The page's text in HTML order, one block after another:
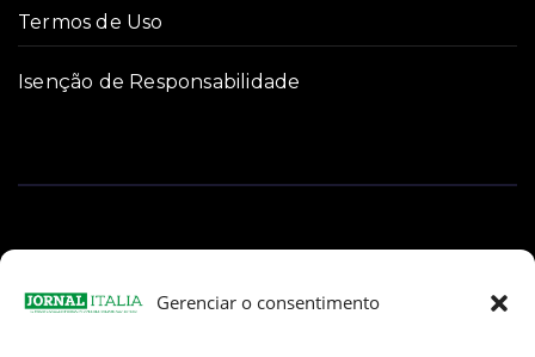
Gerenciar o consentimento
Termos de Uso
Isenção de Responsabilidade